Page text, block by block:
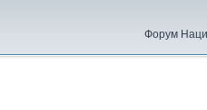
Форум